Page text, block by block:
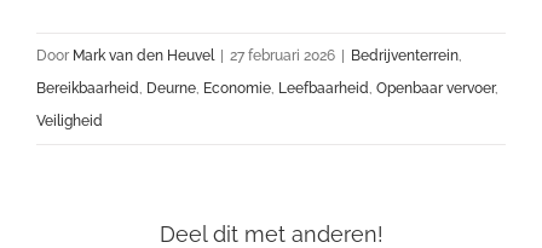
Door Mark van den Heuvel | 27 februari 2026 | Bedrijventerrein
Bereikbaarheid
Deurne Economie Leefbaarheid Openbaar vervoer,
Veiligheid
Deel dit met anderen!